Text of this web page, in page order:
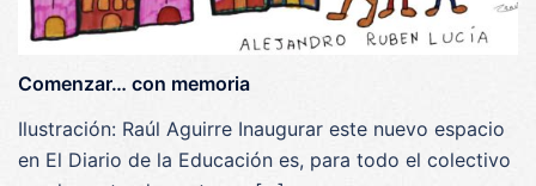
Comenzar… con memoria
Ilustración: Raúl Aguirre Inaugurar este nuevo espacio
en El Diario de la Educación es, para todo el colectivo